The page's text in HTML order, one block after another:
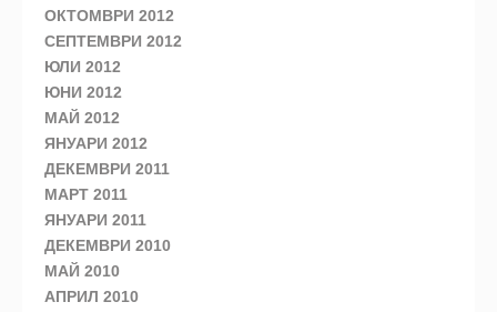
ОКТОМВРИ 2012
СЕПТЕМВРИ 2012
ЮЛИ 2012
ЮНИ 2012
МАЙ 2012
ЯНУАРИ 2012
ДЕКЕМВРИ 2011
МАРТ 2011
ЯНУАРИ 2011
ДЕКЕМВРИ 2010
МАЙ 2010
АПРИЛ 2010